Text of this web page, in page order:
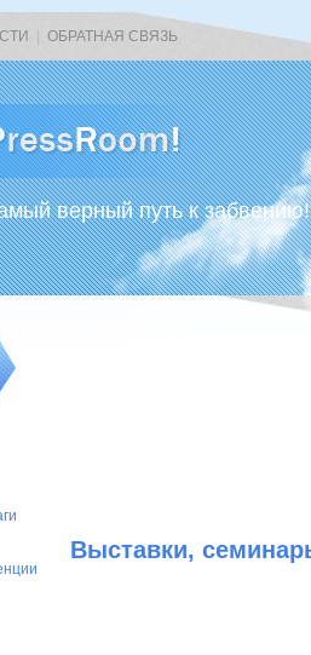
ОБРАТНАЯ СВЯЗЬ
верный путь к
Выставки,